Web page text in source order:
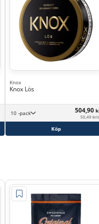
Knox
Knox Lös
10 -pack 504,90
50,49 kr/
Köp